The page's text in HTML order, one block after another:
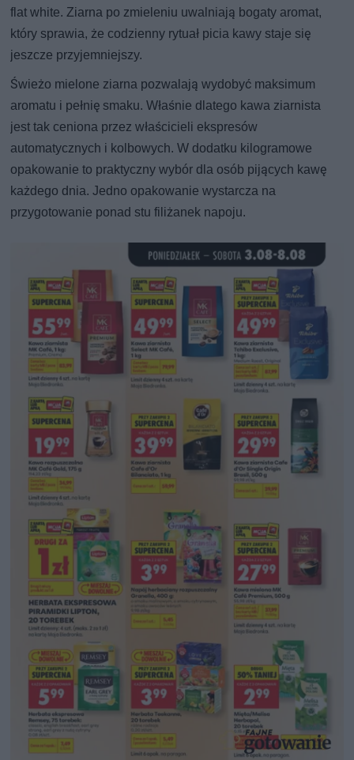
flat white. Ziarna po zmieleniu uwalniają bogaty aromat,
który sprawia, że codzienny rytuał picia kawy staje się
jeszcze przyjemniejszy.
Świeżo mielone ziarna pozwalają wydobyć maksimum
aromatu i pełnię smaku. Właśnie dlatego kawa ziarnista
jest tak ceniona przez właścicieli ekspresów
automatycznych i kolbowych. W dodatku kilogramowe
opakowanie to praktyczny wybór dla osób pijących kawę
każdego dnia. Jedno opakowanie wystarcza na
przygotowanie ponad stu filiżanek napoju.